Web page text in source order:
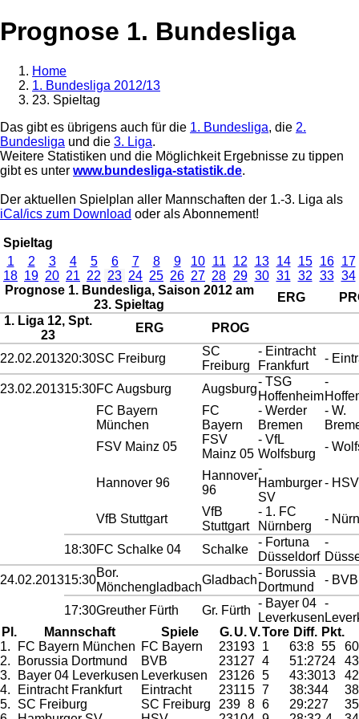
Prognose 1. Bundesliga
Home
1. Bundesliga 2012/13
23. Spieltag
Das gibt es übrigens auch für die 1. Bundesliga, die 2.
Bundesliga und die 3. Liga.
Weitere Statistiken und die Möglichkeit Ergebnisse zu tippen
gibt es unter www.bundesliga-statistik.de.
Der aktuellen Spielplan aller Mannschaften der 1.-3. Liga als
iCal/ics zum Download oder als Abonnement!
Spieltag
1
2 3 4 5 6 7 8 9 10 11 12 13 14 15 16
17
18 19 20 21 22 23 24 25 26 27 28 29 30 31 32 33 34
Prognose 1. Bundesliga, Saison 2012 am
23. Spieltag
ERG
1. Liga 12, Spt.
23
ERG PROG
22.02.201320:30SC Freiburg
SC
Freiburg
- Eintracht
Frankfurt
-
23.02.201315:30FC Augsburg Augsburg
- TSG
Hoffenheim
-
FC Bayern
München
FC
Bayern
- Werder
Bremen
- W.
FSV Mainz 05
FSV
Mainz 05
- VfL
Wolfsburg
-
Hannover 96
Hannover
96
-
Hamburger
SV
- HSV
VfB Stuttgart
VfB
Stuttgart
- 1. FC
Nürnberg
-
18:30FC Schalke 04 Schalke
- Fortuna
Düsseldorf
-
24.02.201315:30
Bor.
Mönchengladbach
Gladbach
- Borussia
Dortmund
- BVB
17:30Greuther Fürth Gr. Fürth
- Bayer 04
Leverkusen
-
Pl.
Mannschaft Spiele G.U.V.Tore Diff. Pkt.
1.
FC Bayern München FC Bayern 23193 1 63:8 55
60
2.
Borussia Dortmund BVB 23127 4 51:2724
43
3.
Bayer 04 Leverkusen Leverkusen 23126 5 43:3013
42
4.
Eintracht Frankfurt Eintracht 23115 7 38:344
38
5.
SC Freiburg SC Freiburg 239 8 6 29:227
35